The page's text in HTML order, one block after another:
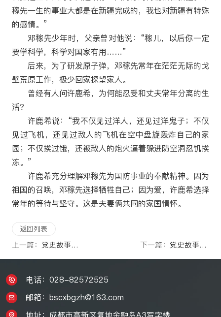
稼先一生的事业大都是在新疆完成的，我也对新疆有特殊
的感情。”
邓稼先少年时，父亲曾对他说：“稼儿，以后你一定
要学科学，科学对国家有用……”
后来，为了研发原子弹，邓稼先常年在茫茫无际的戈
壁荒原工作，极少回家探望家人。
曾经有人问许鹿希，为何能忍受和丈夫常年分离的生
活？
许鹿希说：“我不仅见过洋人，还见过洋鬼子；不仅
见过飞机，还见过敌人的飞机在空中盘旋轰炸自己的家
园；不仅挨过饿，还被敌人的炮火逼着躲进防空洞忍饥挨
冻。”
许鹿希充分理解邓稼先为国防事业的奉献精神。因为
祖国的召唤，邓稼先选择牺牲自己；因为爱，许鹿希选择
常年的等待与坚守。这是夫妻俩共同的家国情怀。
返回列表
上一篇： 党史故事100讲——输入革命火种 助力政治觉醒 下一篇：党史故事100讲——叶挺：烈火热血铸名将
电话：028-82572525
邮箱：bscxbgzh@163.com